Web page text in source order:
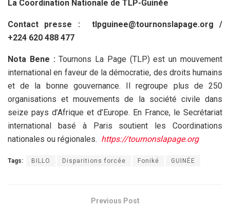
La Coordination Nationale de TLP-Guinée
Contact presse : tlpguinee@tournonslapage.org /
+224 620 488 477
Nota Bene :Tournons La Page (TLP) est un mouvement
international en faveur de la démocratie, des droits humains
et de la bonne gouvernance. Il regroupe plus de 250
organisations et mouvements de la société civile dans
seize pays d’Afrique et d’Europe. En France, le Secrétariat
international basé à Paris soutient les Coordinations
nationales ou régionales. https://tournonslapage.org
Tags: BILLO Disparitions forcée Foniké GUINÉE
Previous Post